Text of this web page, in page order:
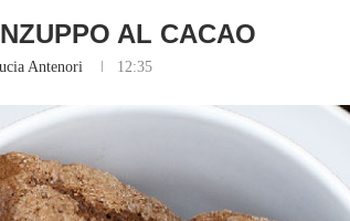
AL CACAO
Antenori 12:35